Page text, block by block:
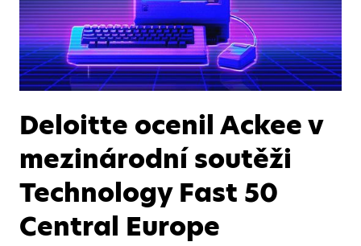
Deloitte ocenil Ackee v
mezinárodní soutěži
Technology Fast 50
Central Europe